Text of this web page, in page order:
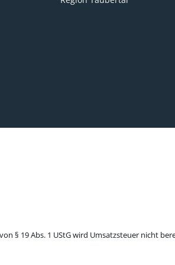
§ 19 Abs. 1 UStG wird Umsatzsteuer nicht